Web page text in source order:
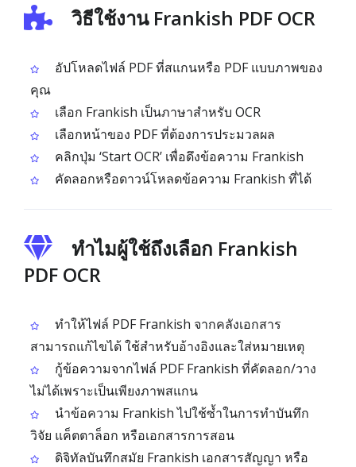
วิธีใช้งาน Frankish PDF OCR
อัปโหลดไฟล์ PDF ที่สแกนหรือ PDF แบบภาพของ
คุณ
เลือก Frankish เป็นภาษาสำหรับ OCR
เลือกหน้าของ PDF ที่ต้องการประมวลผล
คลิกปุ่ม ‘Start OCR’ เพื่อดึงข้อความ Frankish
คัดลอกหรือดาวน์โหลดข้อความ Frankish ที่ได้
ทำไมผู้ใช้ถึงเลือก Frankish
PDF OCR
ทำให้ไฟล์ PDF Frankish จากคลังเอกสาร
สามารถแก้ไขได้ ใช้สำหรับอ้างอิงและใส่หมายเหตุ
กู้ข้อความจากไฟล์ PDF Frankish ที่คัดลอก/วาง
ไม่ได้เพราะเป็นเพียงภาพสแกน
นำข้อความ Frankish ไปใช้ซ้ำในการทำบันทึก
วิจัย แค็ตตาล็อก หรือเอกสารการสอน
ดิจิทัลบันทึกสมัย Frankish เอกสารสัญญา หรือ